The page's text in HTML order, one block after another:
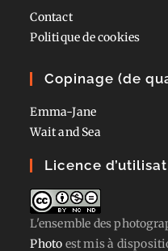
Contact
Politique de cookies
Copinage (de
Emma-Jane
Wait and Sea
Licence
L'ensemble des
Photo est mis à